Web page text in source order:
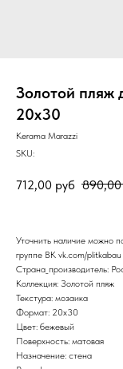
Золотой пляж
20х30
Kerama Marazzi
SKU:
712,00 руб 890,00
Уточнить наличие можно
группе ВК vk.com/plitkabau
Страна_производитель:
Коллекция: Золотой пляж
Текстура: мозаика
Формат: 20x30
Цвет: бежевый
Поверхность: матовая
Назначение: стена